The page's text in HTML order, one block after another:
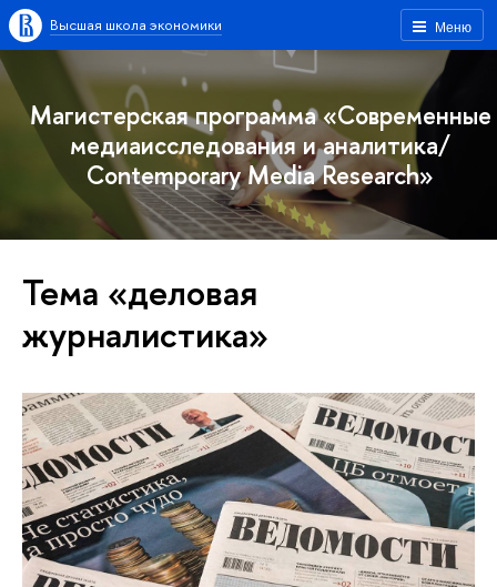
Меню
Высшая школа экономики
Магистерская программа «Современные
медиаисследования и аналитика/
Contemporary Media Research»
Тема «деловая
журналистика»